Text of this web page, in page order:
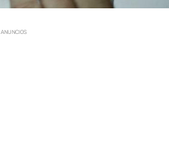
ANUNCIOS